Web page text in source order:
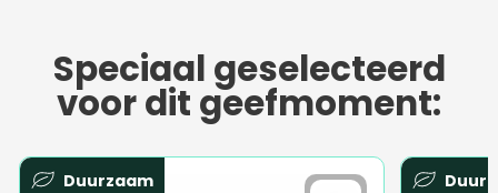
Speciaal geselecteerd
voor dit geefmoment:
Duurzaam